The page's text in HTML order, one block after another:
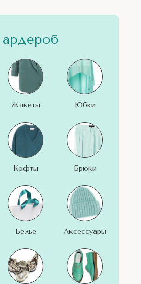
LET'S GO!
LET'S GO!
Аксессуары
LET'S GO!
Белье
LET'S GO!
Брюки
Кофты
Юбки
Жакеты